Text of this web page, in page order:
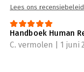
Daarnaast is
professional uit te
Lees ons recensiebeleid
Handboek Human
C. vermolen | 1 juni